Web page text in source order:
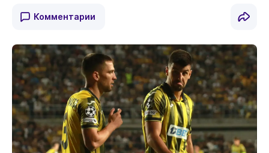
Комментарии